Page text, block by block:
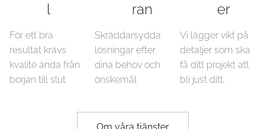
l
För ett bra
resultat krävs
kvalité ända från
början till slut
ran
Skräddarsydda
lösningar efter
dina behov och
önskemål
er
Vi lägger vikt på
detaljer som ska
få ditt projekt att
bli just ditt.